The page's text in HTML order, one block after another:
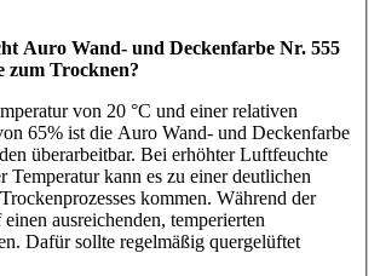
Auro Wand- und Deckenfarbe Nr. 555
zum Trocknen?
von 20 °C und einer relativen
65% ist die Auro Wand- und Deckenfarbe
überarbeitbar. Bei erhöhter Luftfeuchte
Temperatur kann es zu einer deutlichen
kommen. Während der
ausreichenden, temperierten
Dafür sollte regelmäßig quergelüftet